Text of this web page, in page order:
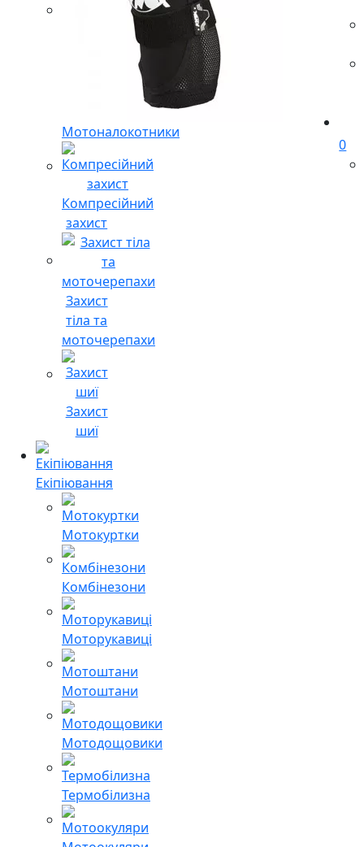
Мотоналокотники
Компресійний
захист
Захист
тіла та
моточерепахи
Захист
шиї
Екіпіювання
Мотокуртки
Комбінезони
Моторукавиці
Мотоштани
Мотодощовики
Термобілизна
0